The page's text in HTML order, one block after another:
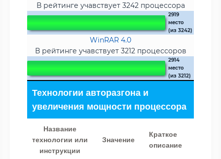
В рейтинге учавствует 3242 процессора
2919
место
(из 3242)
WinRAR 4.0
В рейтинге учавствует 3212 процессоров
2914
место
(из 3212)
Технологии авторазгона и
увеличения мощности процессора
Название
технологии или
инструкции
Значение
Краткое
описание